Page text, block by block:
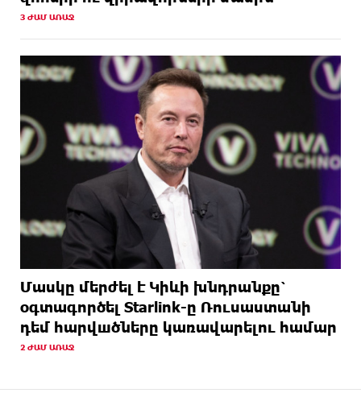
3 ԺԱՄ ԱՌԱՋ
Մասկը մերժել է Կիևի խնդրանքը՝
օգտագործել Starlink-ը Ռուսաստանի
դեմ հարվшծները կառավարելու համար
2 ԺԱՄ ԱՌԱՋ